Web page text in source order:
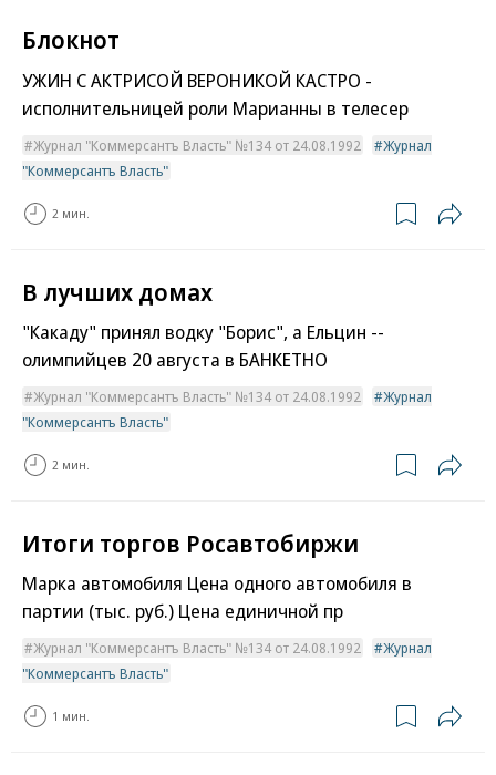
Блокнот
УЖИН С АКТРИСОЙ ВЕРОНИКОЙ КАСТРО -
исполнительницей роли Марианны в телесер
Журнал "Коммерсантъ Власть" №134 от 24.08.1992
Журнал
"Коммерсантъ Власть"
2 мин.
В лучших домах
"Какаду" принял водку "Борис", а Ельцин --
олимпийцев 20 августа в БАНКЕТНО
Журнал "Коммерсантъ Власть" №134 от 24.08.1992
Журнал
"Коммерсантъ Власть"
2 мин.
Итоги торгов Росавтобиржи
Марка автомобиля Цена одного автомобиля в
партии (тыс. руб.) Цена единичной пр
Журнал "Коммерсантъ Власть" №134 от 24.08.1992
Журнал
"Коммерсантъ Власть"
1 мин.